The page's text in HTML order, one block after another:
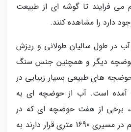
فرایند تا گوشه ای از طبیعت
دارد را مشاهده کنند.
در طول سالیان طولانی و ریزش
دیگر و همچنین جنس سنگ
های طبیعی بسیار زیبایی در
است. آب از حوضچه ای به
برخی از هفت حوضچه ای که در
این منطقه در امتداد هم در مسیری 1690 متری قرار دارند به